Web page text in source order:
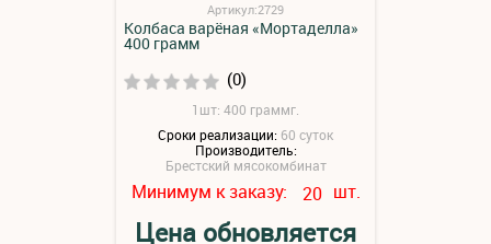
Артикул:2729
Колбаса варёная «Мортаделла»
400 грамм
(0)
1шт: 400 граммг.
Сроки реализации: 60 суток
Производитель:
Брестский мясокомбинат
Минимум к заказу: 20 шт.
Цена обновляется